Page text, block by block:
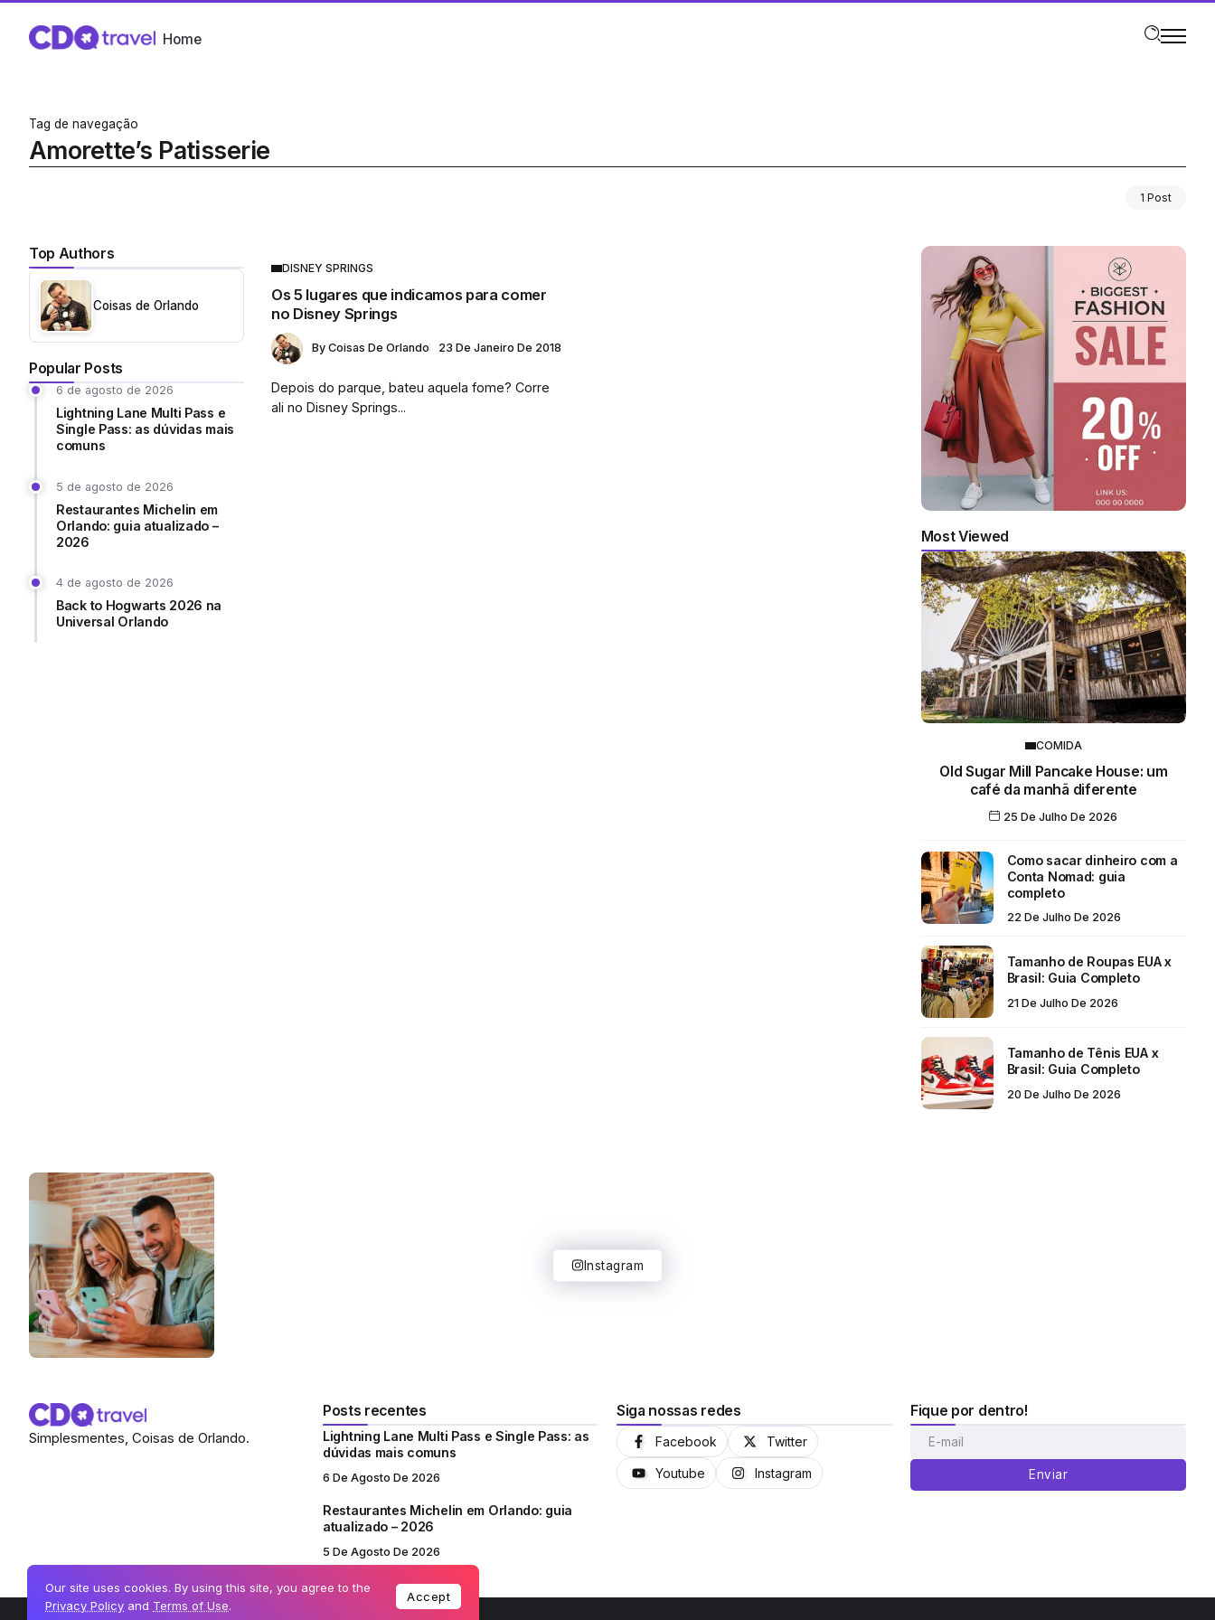
Home
Tag de navegação
Amorette’s Patisserie
1 Post
Top Authors
Coisas de Orlando
Popular Posts
6 de agosto de 2026
Lightning Lane Multi Pass e
Single Pass: as dúvidas mais
comuns
5 de agosto de 2026
Restaurantes Michelin em
Orlando: guia atualizado –
2026
4 de agosto de 2026
Back to Hogwarts 2026 na
Universal Orlando
DISNEY SPRINGS
Os 5 lugares que indicamos para comer
no Disney Springs
By Coisas De Orlando 23 De Janeiro De 2018
Depois do parque, bateu aquela fome? Corre
ali no Disney Springs...
Most Viewed
COMIDA
Old Sugar Mill Pancake House: um
café da manhã diferente
25 De Julho De 2026
Como sacar dinheiro com a
Conta Nomad: guia
completo
22 De Julho De 2026
Tamanho de Roupas EUA x
Brasil: Guia Completo
21 De Julho De 2026
Tamanho de Tênis EUA x
Brasil: Guia Completo
20 De Julho De 2026
Instagram
Simplesmentes, Coisas de Orlando.
Posts recentes
Lightning Lane Multi Pass e Single Pass: as
dúvidas mais comuns
6 De Agosto De 2026
Restaurantes Michelin em Orlando: guia
atualizado – 2026
5 De Agosto De 2026
Siga nossas redes
Facebook Twitter
Youtube Instagram
Fique por dentro!
Enviar
Our site uses cookies. By using this site, you agree to the
Privacy Policy and Terms of Use.
Accept